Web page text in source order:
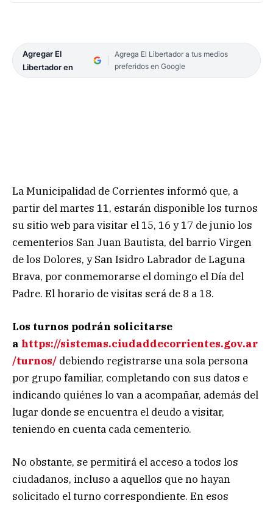
Agregar El
Libertador en
Agrega El Libertador a tus medios
preferidos en Google
La Municipalidad de Corrientes informó que, a
partir del martes 11, estarán disponible los turnos
su sitio web para visitar el 15, 16 y 17 de junio los
cementerios San Juan Bautista, del barrio Virgen
de los Dolores, y San Isidro Labrador de Laguna
Brava, por conmemorarse el domingo el Día del
Padre. El horario de visitas será de 8 a 18.
Los turnos podrán solicitarse
a https://sistemas.ciudaddecorrientes.gov.ar
/turnos/ debiendo registrarse una sola persona
por grupo familiar, completando con sus datos e
indicando quiénes lo van a acompañar, además del
lugar donde se encuentra el deudo a visitar,
teniendo en cuenta cada cementerio.
No obstante, se permitirá el acceso a todos los
ciudadanos, incluso a aquellos que no hayan
solicitado el turno correspondiente. En esos